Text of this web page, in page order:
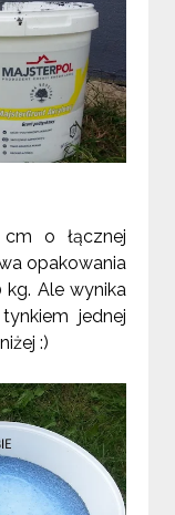
o łącznej
opakowania
Ale wynika
jednej
:)